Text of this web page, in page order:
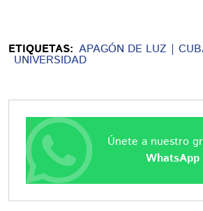
ETIQUETAS: APAGÓN DE LUZ
UNIVERSIDAD
Únete a nuestro
WhatsApp